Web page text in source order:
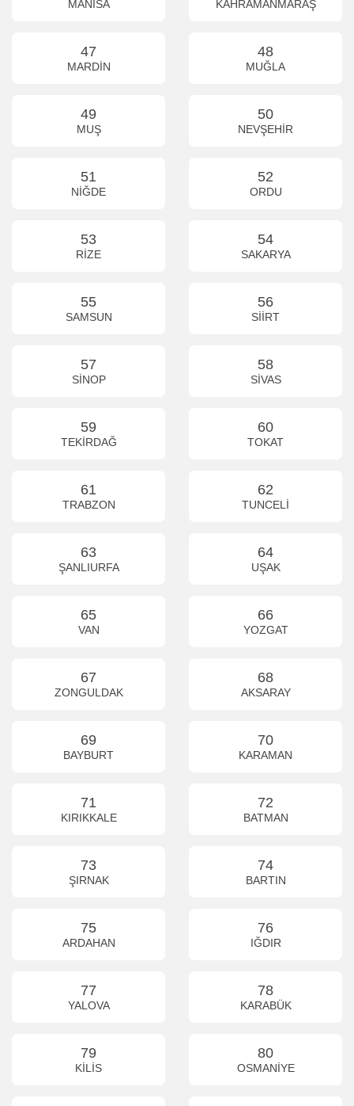
MANİSA KAHRAMANMARAŞ
47
MARDİN
48
MUĞLA
49
MUŞ
50
NEVŞEHİR
51
NİĞDE
52
ORDU
53
RİZE
54
SAKARYA
55
SAMSUN
56
SİİRT
57
SİNOP
58
SİVAS
59
TEKİRDAĞ
60
TOKAT
61
TRABZON
62
TUNCELİ
63
ŞANLIURFA
64
UŞAK
65
VAN
66
YOZGAT
67
ZONGULDAK
68
AKSARAY
69
BAYBURT
70
KARAMAN
71
KIRIKKALE
72
BATMAN
73
ŞIRNAK
74
BARTIN
75
ARDAHAN
76
IĞDIR
77
YALOVA
78
KARABÜK
79
KİLİS
80
OSMANİYE